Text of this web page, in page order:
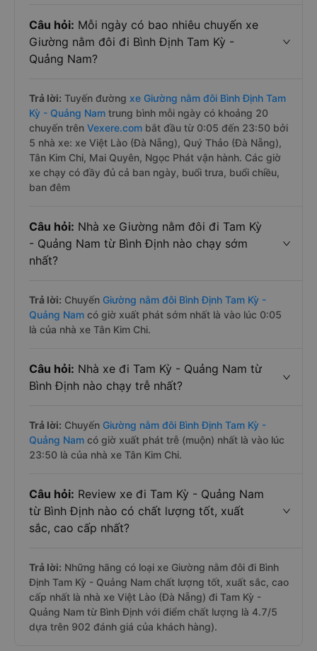
Câu hỏi: Mỗi ngày có bao nhiêu chuyến xe
Giường nằm đôi đi Bình Định Tam Kỳ -
Quảng Nam?
Trả lời: Tuyến đường xe Giường nằm đôi Bình Định Tam
Kỳ - Quảng Nam trung bình mỗi ngày có khoảng 20
chuyến trên Vexere.com bắt đầu từ 0:05 đến 23:50 bởi
5 nhà xe: xe Việt Lào (Đà Nẵng), Quý Thảo (Đà Nẵng),
Tân Kim Chi, Mai Quyên, Ngọc Phát vận hành. Các giờ
xe chạy có đầy đủ cả ban ngày, buổi trưa, buổi chiều,
ban đêm
Câu hỏi: Nhà xe Giường nằm đôi đi Tam Kỳ
- Quảng Nam từ Bình Định nào chạy sớm
nhất?
Trả lời: Chuyến Giường nằm đôi Bình Định Tam Kỳ -
Quảng Nam có giờ xuất phát sớm nhất là vào lúc 0:05
là của nhà xe Tân Kim Chi.
Câu hỏi: Nhà xe đi Tam Kỳ - Quảng Nam từ
Bình Định nào chạy trễ nhất?
Trả lời: Chuyến Giường nằm đôi Bình Định Tam Kỳ -
Quảng Nam có giờ xuất phát trễ (muộn) nhất là vào lúc
23:50 là của nhà xe Tân Kim Chi.
Câu hỏi: Review xe đi Tam Kỳ - Quảng Nam
từ Bình Định nào có chất lượng tốt, xuất
sắc, cao cấp nhất?
Trả lời: Những hãng có loại xe Giường nằm đôi đi Bình
Định Tam Kỳ - Quảng Nam chất lượng tốt, xuất sắc, cao
cấp nhất là nhà xe Việt Lào (Đà Nẵng) đi Tam Kỳ -
Quảng Nam từ Bình Định với điểm chất lượng là 4.7/5
dựa trên 902 đánh giá của khách hàng).